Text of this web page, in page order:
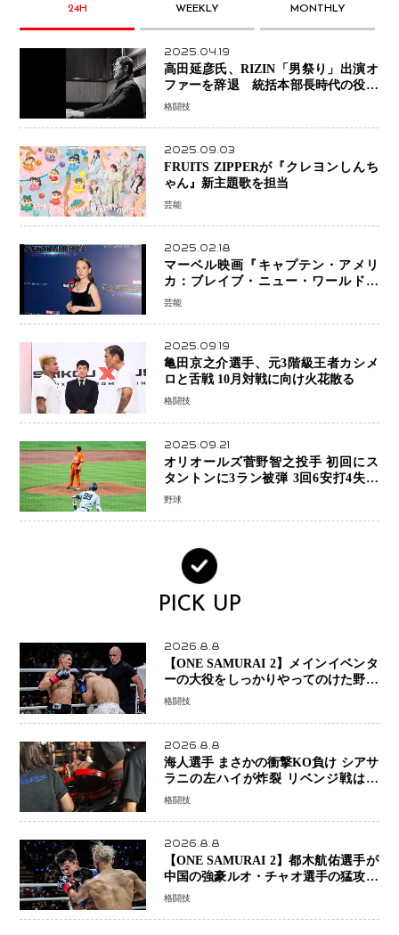
24H WEEKLY MONTHLY
2025.04.19
高田延彦氏、RIZIN「男祭り」出演オ
ファーを辞退 統括本部長時代の役目
「すでに終えています」と明言
格闘技
2025.09.03
FRUITS ZIPPERが『クレヨンしんち
ゃん』新主題歌を担当
芸能
2025.02.18
マーベル映画『キャプテン・アメリ
カ：ブレイブ・ニュー・ワールド』
新ブラック・ウィドウ役のシラ・ハー
芸能
2025.09.19
亀田京之介選手、元3階級王者カシメ
格闘技
2025.09.21
オリオールズ菅野智之投手 初回にス
タントンに3ラン被弾 3回6安打4失点
で降板
野球
PICK UP
2026.8.8
【ONE SAMURAI 2】メインイベンタ
ーの大役をしっかりやってのけた野杁
正明が衝撃のリベンジ！ リウ・メン
ーで完全決着
格闘技
2026.8.8
海人選手 まさかの衝撃KO負け シアサ
ラニの左ハイが炸裂 リベンジ戦は一
瞬で決着
格闘技
2026.8.8
【ONE SAMURAI 2】都木航佑選手が
中国の強豪ルオ・チャオ選手の猛攻を
受けながらも的確な攻撃で応戦 最後
格闘技